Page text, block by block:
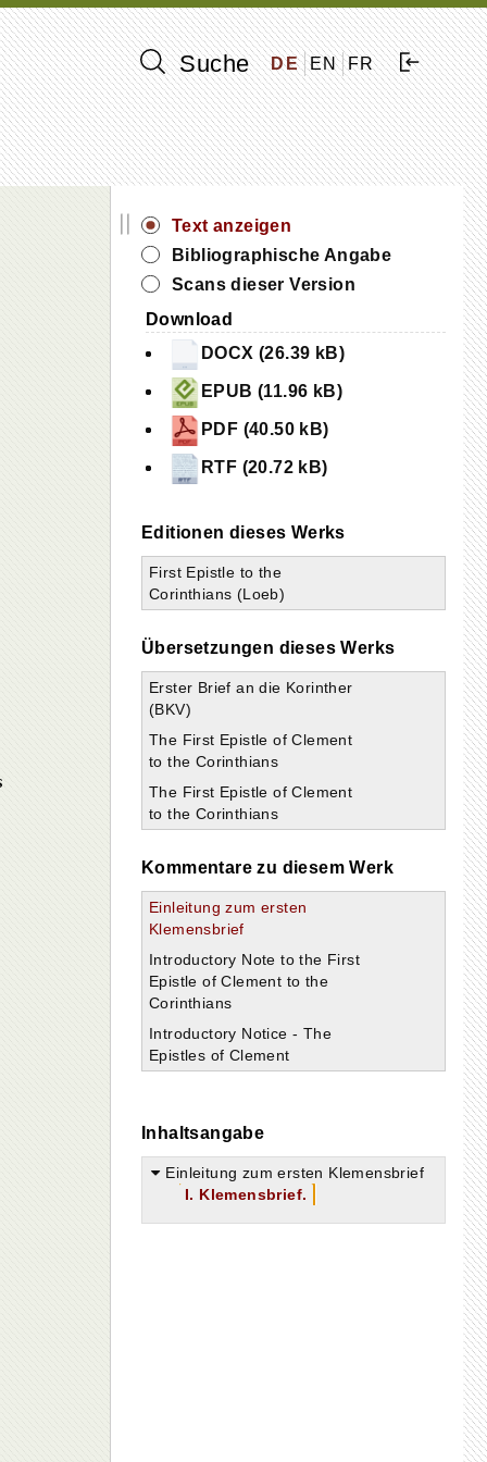
Suche DE EN FR
||
Text anzeigen
Bibliographische Angabe
Scans dieser Version
Download
DOCX (26.39 kB)
EPUB (11.96 kB)
PDF (40.50 kB)
RTF (20.72 kB)
Editionen dieses Werks
First Epistle to the
Corinthians (Loeb)
Übersetzungen dieses Werks
Erster Brief an die Korinther
(BKV)
The First Epistle of Clement
to the Corinthians
The First Epistle of Clement
to the Corinthians
Kommentare zu diesem Werk
Einleitung zum ersten
Klemensbrief
Introductory Note to the First
Epistle of Clement to the
Corinthians
Introductory Notice - The
Epistles of Clement
Inhaltsangabe
Einleitung zum ersten Klemensbrief
I. Klemensbrief.